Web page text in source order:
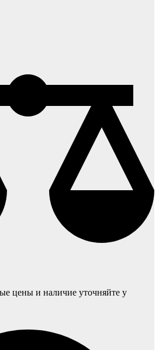
цены и наличие уточняйте у